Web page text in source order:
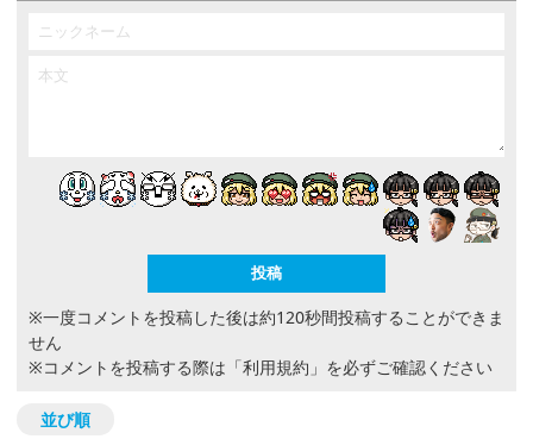
※一度コメントを投稿した後は約120秒間投稿することができま
せん
※コメントを投稿する際は 「利用規約」 を必ずご確認ください
並び順